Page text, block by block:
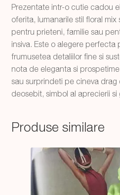
Prezentate intr-o cutie cadou
oferita, lumanarile stil floral
pentru prieteni, familie sau
insiva. Este o alegere
frumusetea detaliilor fine si
nota de eleganta si
sau surprindeti pe cineva
deosebit, simbol al aprecierii si
Produse similare